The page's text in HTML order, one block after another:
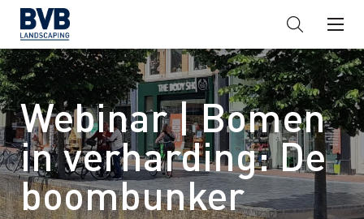
Webinar | Bomen
in verharding: De
boombunker